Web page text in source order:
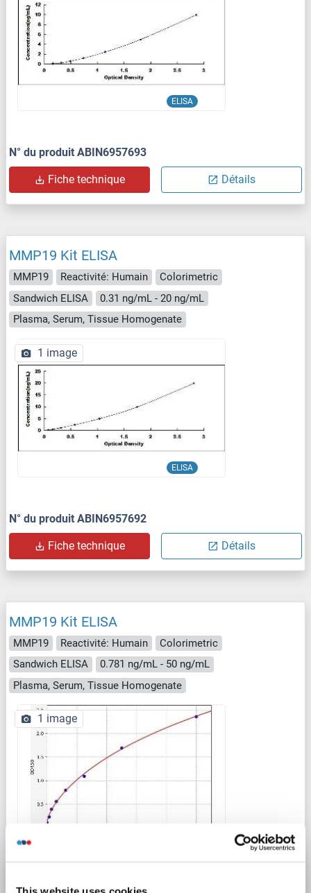
ELISA
N° du produit ABIN6957693
Fiche technique Détails
MMP19 Kit ELISA
MMP19 Reactivité: Humain
Colorimetric
Sandwich ELISA
0.31 ng/mL - 20 ng/mL
Plasma, Serum, Tissue Homogenate
ELISA
1 image
N° du produit ABIN6957692
Fiche technique Détails
MMP19 Kit ELISA
MMP19 Reactivité: Humain
Colorimetric
Sandwich ELISA
0.781 ng/mL - 50 ng/mL
Plasma, Serum, Tissue Homogenate
1 image
N° du produit ABIN6968481